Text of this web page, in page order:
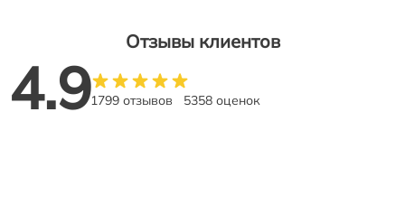
Отзывы клиентов
4.91799 отзывов 5358 оценок